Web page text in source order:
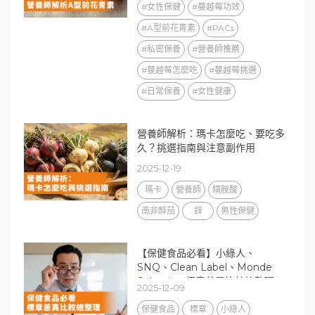
#女性保健
#蔓越莓功效
#A型前花青素
#PACs
#私密保養
#營養師推薦
#蔓越莓怎麼吃
#蔓越莓挑選
#日常保養
#女性健康
營養師解析：瑪卡怎麼吃、要吃多
久？挑選指南與注意副作用
2025-12-19
瑪卡 營養師
精胺酸
南非醉茄
鋅 男性保健
【保健食品必看】小綠人、
SNQ、Clean Label、Monde
Selection 標章差異比較總整理
2025-12-09
保健食品 標章
小綠人